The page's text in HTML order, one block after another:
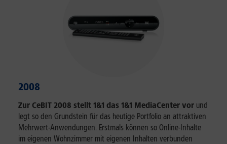
2008
Zur CeBIT 2008 stellt 1&1 das 1&1 MediaCenter vor und
legt so den Grundstein für das heutige Portfolio an attraktiven
Mehrwert-Anwendungen. Erstmals können so Online-Inhalte
im eigenen Wohnzimmer mit eigenen Inhalten verbunden